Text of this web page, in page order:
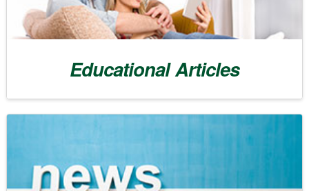
Educational Articles
policy.